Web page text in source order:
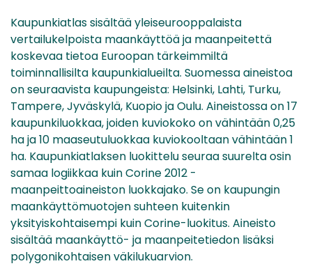
Kaupunkiatlas sisältää yleiseurooppalaista
vertailukelpoista maankäyttöä ja maanpeitettä
koskevaa tietoa Euroopan tärkeimmiltä
toiminnallisilta kaupunkialueilta. Suomessa aineistoa
on seuraavista kaupungeista: Helsinki, Lahti, Turku,
Tampere, Jyväskylä, Kuopio ja Oulu. Aineistossa on 17
kaupunkiluokkaa, joiden kuviokoko on vähintään 0,25
ha ja 10 maaseutuluokkaa kuviokooltaan vähintään 1
ha. Kaupunkiatlaksen luokittelu seuraa suurelta osin
samaa logiikkaa kuin Corine 2012 -
maanpeittoaineiston luokkajako. Se on kaupungin
maankäyttömuotojen suhteen kuitenkin
yksityiskohtaisempi kuin Corine-luokitus. Aineisto
sisältää maankäyttö- ja maanpeitetiedon lisäksi
polygonikohtaisen väkilukuarvion.